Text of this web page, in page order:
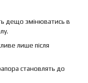
дещо змінюватись в
лише після
становлять до